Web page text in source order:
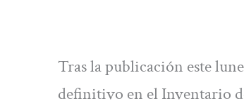
Tras la publicación este
definitivo en el Inventario